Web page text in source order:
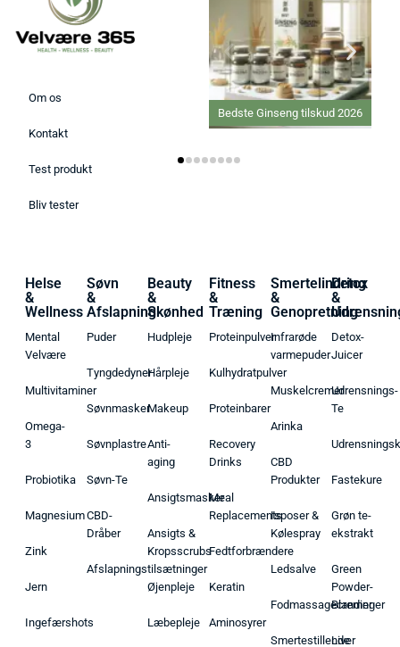
Om os
Kontakt
Test produkt
Bliv tester
Bedste Ginseng tilskud 2026
Helse
&
Wellness
Mental
Velvære
Multivitaminer
Omega-
3
Probiotika
Magnesium
Zink
Jern
Ingefærshots
Søvn
&
Afslapning
Puder
Tyngdedyner
Søvnmasker
Søvnplastre
Søvn-Te
CBD-
Dråber
Afslapningstilsætninger
Beauty
&
Skønhed
Hudpleje
Hårpleje
Makeup
Anti-
aging
Ansigtsmasker
Ansigts &
Kropsscrubs
Øjenpleje
Læbepleje
Fitness
&
Træning
Proteinpulver
Kulhydratpulver
Proteinbarer
Recovery
Drinks
Meal
Replacements
Fedtforbrændere
Keratin
Aminosyrer
Smertelindring
&
Genopretning
Infrarøde
varmepuder
Muskelcremer
Arinka
CBD
Produkter
Isposer &
Kølespray
Ledsalve
Fodmassagecremer
Smertestillende
Detox
&
Detox-
Juicer
Udrensnings-
Te
Fastekure
Grøn te-
ekstrakt
Green
Powder-
Blandinger
Liver